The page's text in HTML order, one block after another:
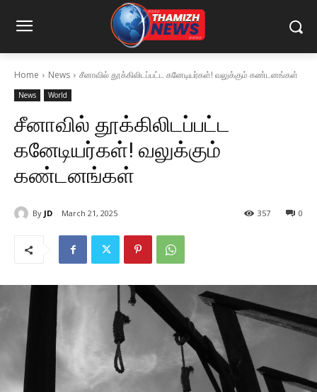
Home News சீனாவில் தூக்கிலிடப்பட்ட கனேடியர்கள்! வலுக்கும் கண்டனங்கள்
News World
சீனாவில் தூக்கிலிடப்பட்ட
கனேடியர்கள்! வலுக்கும்
கண்டனங்கள்
By JD March 21, 2025 0
357